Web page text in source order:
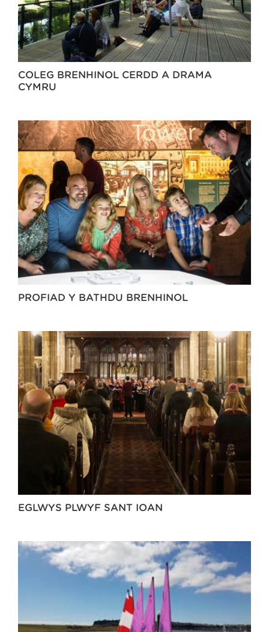
COLEG BRENHINOL CERDD A DRAMA
CYMRU
PROFIAD Y BATHDU BRENHINOL
EGLWYS PLWYF SANT IOAN